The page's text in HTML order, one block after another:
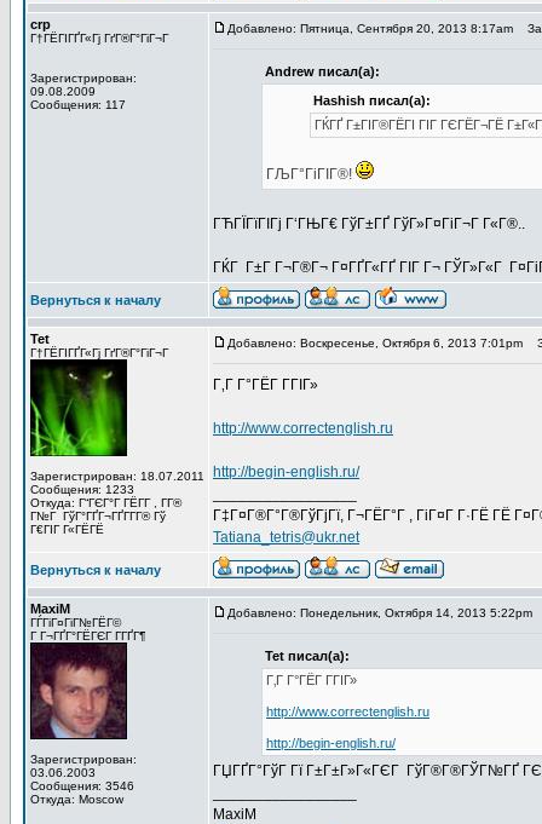
crp
Г†ГЁГІГҐГ«Гј ГґГ®Г°ГіГ¬Г
Зарегистрирован:
09.08.2009
Сообщения: 117
Добавлено: Пятница, Сентября 20, 2013 8:17am
Andrew писал(а):
Hashish писал(а):
ГЌГҐ Г±ГІГ®ГЁГІ ГІГ ГЄГЁГ¬ГЁ
ГЉГ°ГіГІГ®!
ГЋГЇГїГІГј Г‘ГЊГ€ ГўГ±ГҐ ГўГ»Г¤ГіГ¬Г Г«Г®..
ГЌГ Г±Г Г¬Г®Г¬ Г¤ГҐГ«ГҐ ГІГ Г¬ ГЎГ»Г«Г
Вернуться к началу
Tet
Г†ГЁГІГҐГ«Гј ГґГ®Г°ГіГ¬Г
Зарегистрирован: 18.07.2011
Сообщения: 1233
Откуда: Г“ГЄГ°Г ГЁГ­Г , Г­Г®
Г№Г ГўГ°ГҐГ¬ГҐГ­Г­Г® Гў
Г€ГІГ Г«ГЁГЁ
Добавлено: Воскресенье, Октября 6, 2013 7:01pm
Г‚Г Г°ГЁГ Г­ГІГ»
http://www.correctenglish.ru
http://begin-english.ru/
Г‡Г¤Г®Г°Г®ГўГјГї, Г¬ГЁГ°Г , ГіГ¤Г Г·ГЁ ГЁ
Tatiana_tetris@ukr.net
Вернуться к началу
MaxiM
ГЃГіГ¤ГіГ№ГЁГ©
Г Г¬ГҐГ°ГЁГЄГ Г­ГҐГ¶
Зарегистрирован:
03.06.2003
Сообщения: 3546
Откуда: Moscow
Добавлено: Понедельник, Октября 14, 2013 5:22pm
Tet писал(а):
Г‚Г Г°ГЁГ Г­ГІГ»
http://www.correctenglish.ru
http://begin-english.ru/
ГЏГҐГ°ГўГ Гї Г±Г±Г»Г«ГЄГ ГўГ®Г®ГЎГ№ГҐ
MaxiM